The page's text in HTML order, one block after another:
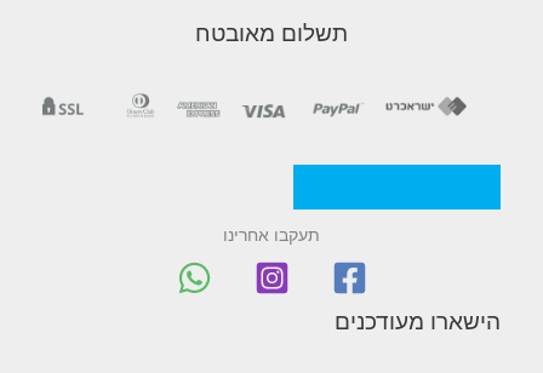
תשלום מאובטח
תעקבו אחרינו
הישארו מעודכנים